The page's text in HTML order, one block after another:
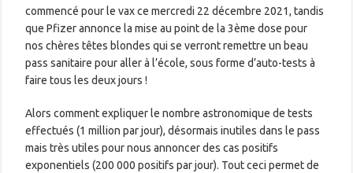
commencé pour le vax ce mercredi 22 décembre 2021, tandis
que Pfizer annonce la mise au point de la 3ème dose pour
nos chères têtes blondes qui se verront remettre un beau
pass sanitaire pour aller à l’école, sous forme d’auto-tests à
faire tous les deux jours !
Alors comment expliquer le nombre astronomique de tests
effectués (1 million par jour), désormais inutiles dans le pass
mais très utiles pour nous annoncer des cas positifs
exponentiels (200 000 positifs par jour). Tout ceci permet de